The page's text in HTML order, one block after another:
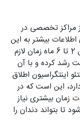
مراکز تخصصی در
بیشتر به این
نکته اشاره می کند، که ابه شکل معمول بین 2 تا 6 ماه زمان لازم
رشد کرده و با آن
اینتگراسیون اطلاق
این است که در
زمان بیشتری نیاز
تا بتواند دندان را